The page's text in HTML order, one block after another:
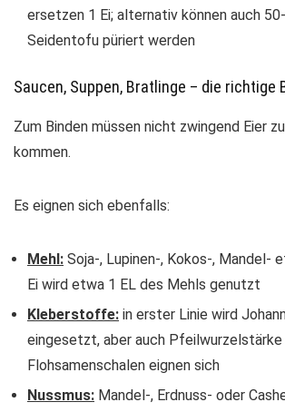
ersetzen 1 Ei; alternativ können auch
Seidentofu püriert werden
Saucen, Suppen, Bratlinge – die richtige
Zum Binden müssen nicht zwingend Eier
kommen.
Es eignen sich ebenfalls:
Mehl: Soja-, Lupinen-, Kokos-, Mandel-
Ei wird etwa 1 EL des Mehls genutzt
Kleberstoffe: in erster Linie wird
eingesetzt, aber auch Pfeilwurzelstärke
Flohsamenschalen eignen sich
Nussmus: Mandel-, Erdnuss- oder